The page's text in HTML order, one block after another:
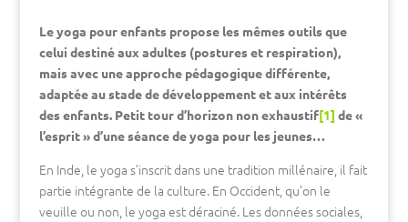
Le yoga pour enfants propose les mêmes outils que
celui destiné aux adultes (postures et respiration),
mais avec une approche pédagogique différente,
adaptée au stade de développement et aux intérêts
des enfants. Petit tour d’horizon non exhaustif[1] de «
l’esprit » d’une séance de yoga pour les jeunes…
En Inde, le yoga s’inscrit dans une tradition millénaire, il fait
partie intégrante de la culture. En Occident, qu’on le
veuille ou non, le yoga est déraciné. Les données sociales,